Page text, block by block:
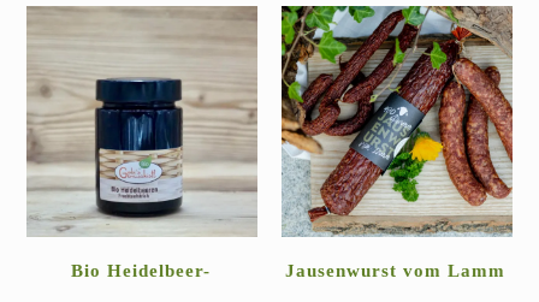
Bio Heidelbeer- Jausenwurst vom Lamm